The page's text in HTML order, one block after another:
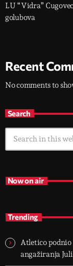
LU “Vidra”
golubova
Recent
No comments to
Search
Now on air
Trending
Atletico podnio
angažiranja